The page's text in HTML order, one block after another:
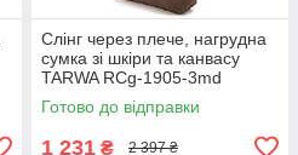
Слінг через плече, нагрудна
сумка зі шкіри та канвасу
TARWA RCg-1905-3md
Готово до відправки
1 231 ₴ 2 397 ₴